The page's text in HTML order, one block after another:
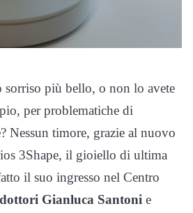
sorriso più bello, o non lo avete
per problematiche di
Nessun timore, grazie al nuovo
3Shape, il gioiello di ultima
il suo ingresso nel Centro
dottori Gianluca Santoni e